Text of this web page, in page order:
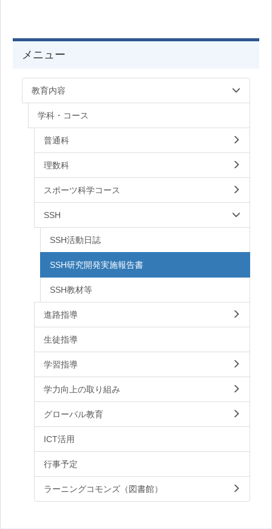
メニュー
教育内容
学科・コース
普通科
理数科
スポーツ科学コース
SSH
SSH活動日誌
SSH研究開発実施報告書
SSH教材等
進路指導
生徒指導
学習指導
学力向上の取り組み
グローバル教育
ICT活用
行事予定
ラーニングコモンズ（図書館）